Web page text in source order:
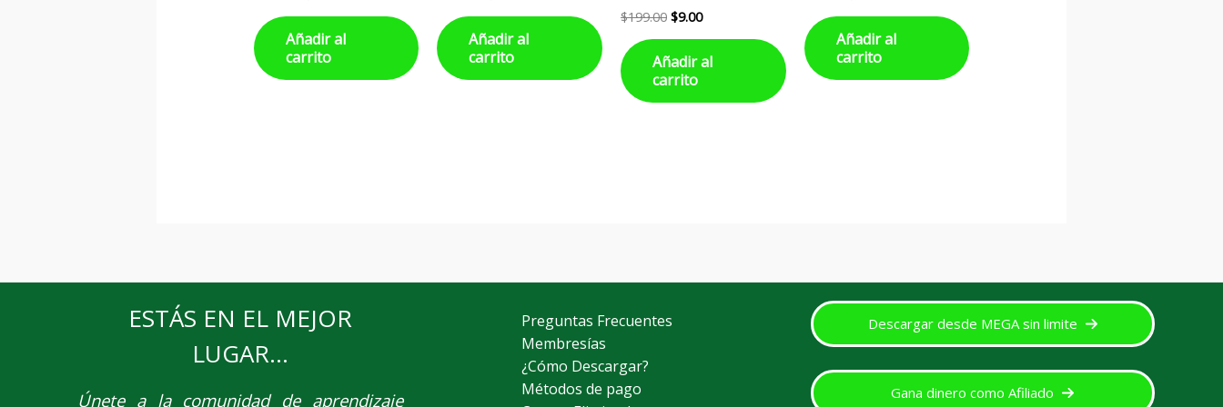
Añadir al
carrito
Añadir al
carrito
$199.00 $9.00
Añadir al
carrito
Añadir al
carrito
ESTÁS EN EL MEJOR
LUGAR...
Únetea la comunidad de aprendizaje
Preguntas Frecuentes
Membresías
¿Cómo Descargar?
Métodos de pago
Descargar desde MEGA sin limite
Gana dinero como Afiliado